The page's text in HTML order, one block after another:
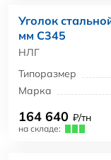
Уголок
мм С345
НЛГ
Типоразмер
Марка
164 640 ₽/тн
на складе: